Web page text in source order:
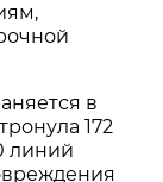
в
172
линий